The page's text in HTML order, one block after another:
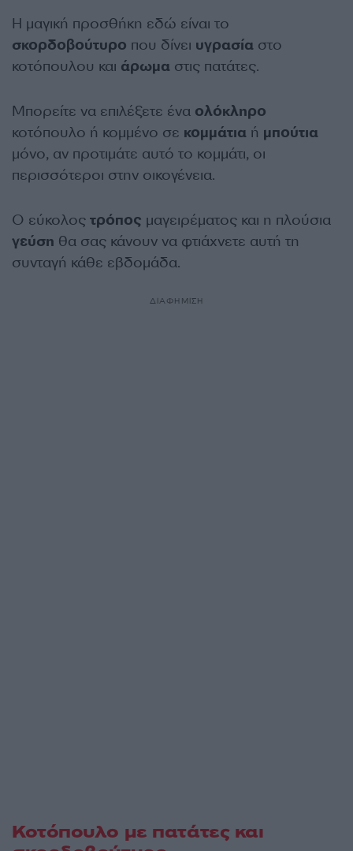
Η μαγική προσθήκη εδώ είναι το
σκορδοβούτυρο που δίνει υγρασία στο
κοτόπουλου και άρωμα στις πατάτες.
Μπορείτε να επιλέξετε ένα ολόκληρο
κοτόπουλο ή κομμένο σε κομμάτια ή μπούτια
μόνο, αν προτιμάτε αυτό το κομμάτι, οι
περισσότεροι στην οικογένεια.
Ο εύκολος τρόπος μαγειρέματος και η πλούσια
γεύση θα σας κάνουν να φτιάχνετε αυτή τη
συνταγή κάθε εβδομάδα.
ΔΙΑΦΗΜΙΣΗ
Κοτόπουλο με πατάτες και